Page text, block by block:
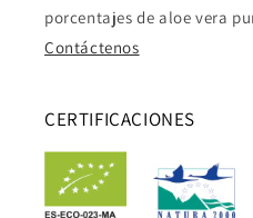
porcentajes de aloe vera
Contáctenos
CERTIFICACIONES